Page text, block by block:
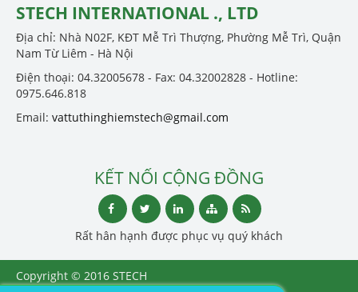
STECH INTERNATIONAL ., LTD
Địa chỉ: Nhà N02F, KĐT Mễ Trì Thượng, Phường Mễ Trì, Quận
Nam Từ Liêm - Hà Nội
Điện thoại: 04.32005678 - Fax: 04.32002828 - Hotline:
0975.646.818
Email: vattuthinghiemstech@gmail.com
KẾT NỐI CỘNG ĐỒNG
Rất hân hạnh được phục vụ quý khách
Copyright © 2016 STECH